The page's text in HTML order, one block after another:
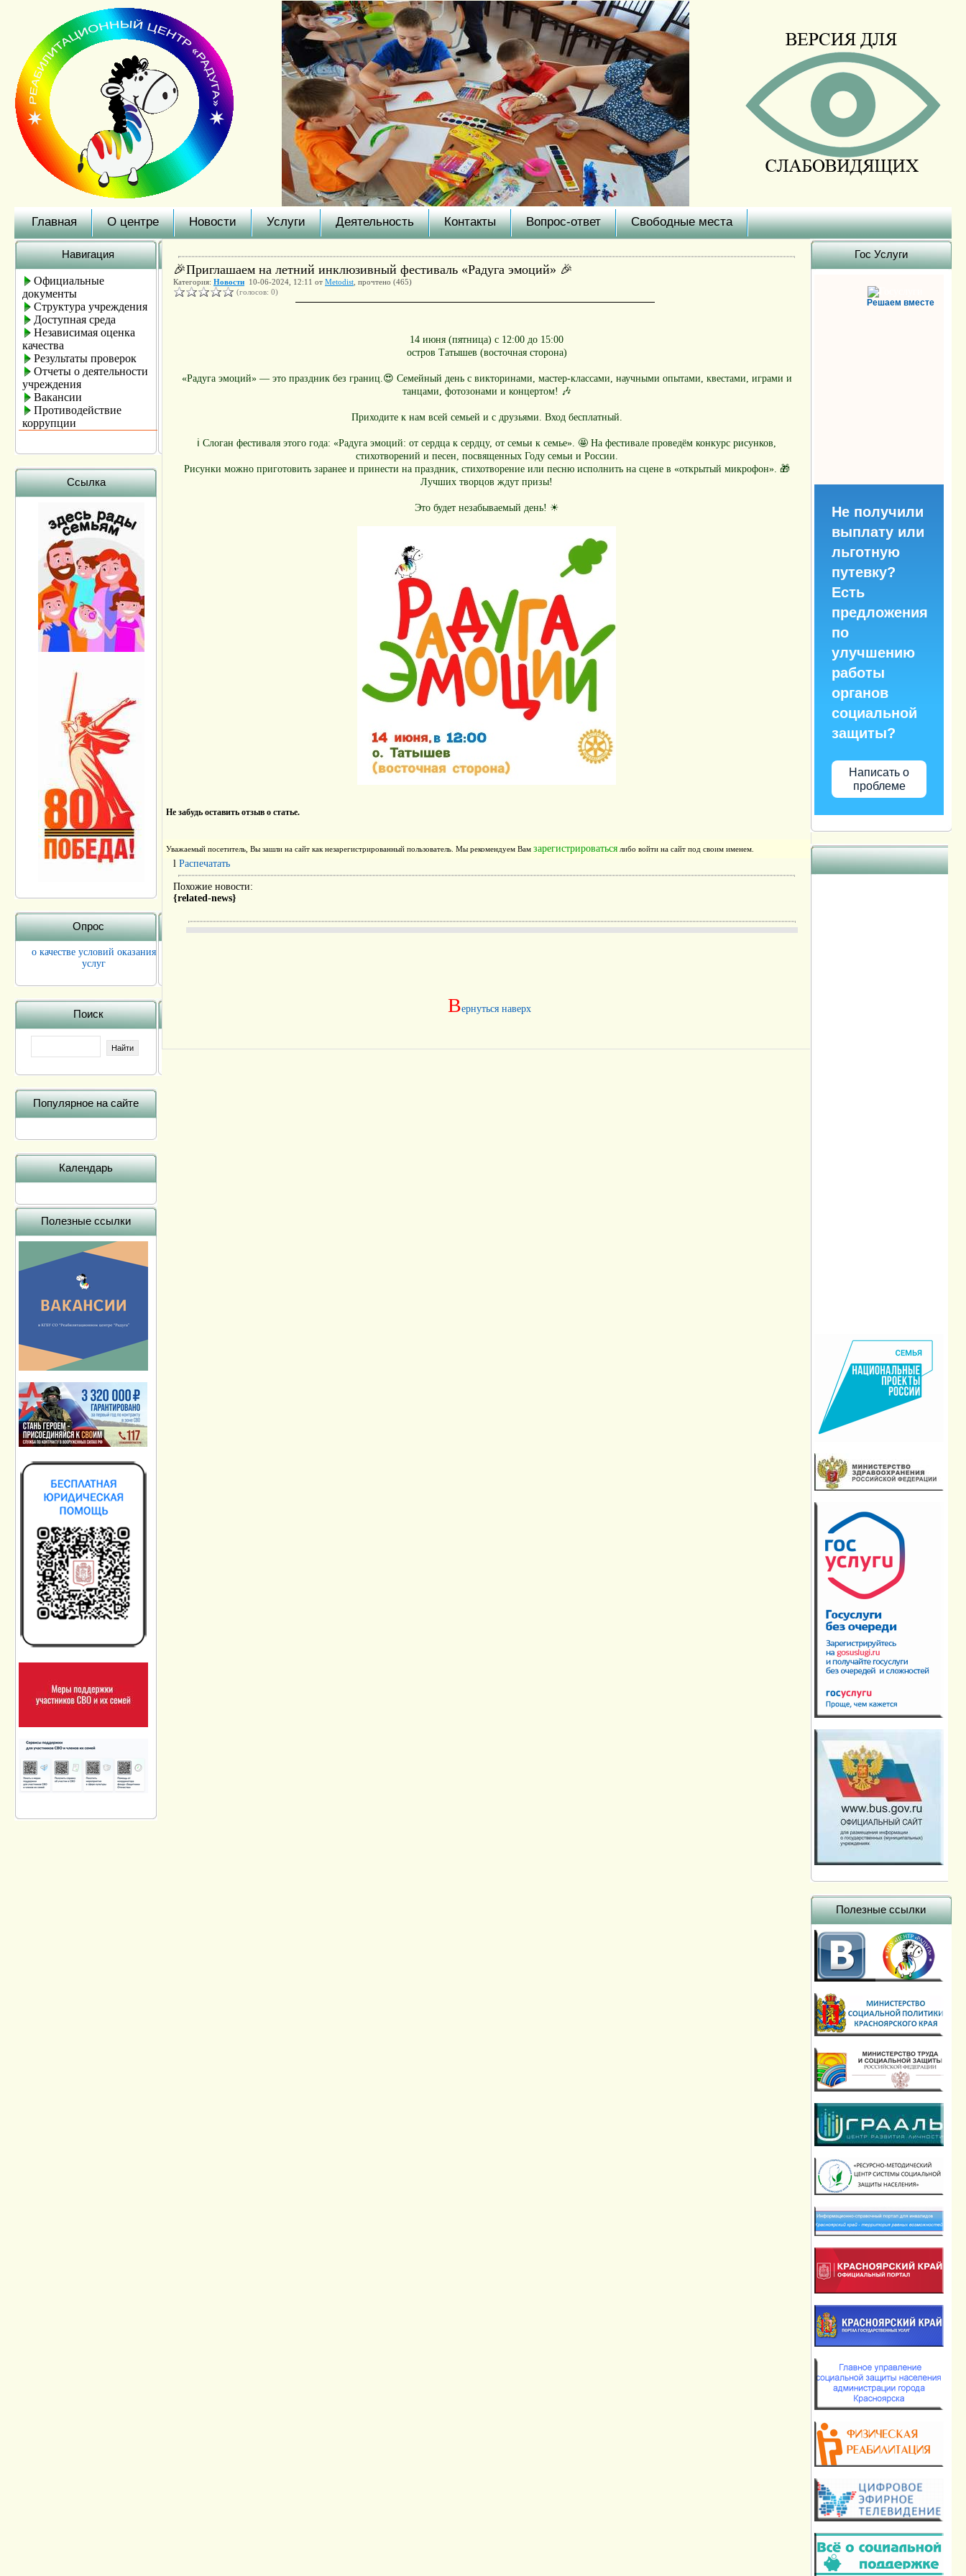
Главная О центре Новости Услуги Деятельность Контакты Вопрос-ответ Свободные места
Навигация
Официальные
документы
Структура учреждения
Доступная среда
Независимая оценка
качества
Результаты проверок
Отчеты о деятельности
учреждения
Вакансии
Противодействие
коррупции
Ссылка
Опрос
о качестве условий оказания
услуг
Поиск
Популярное на сайте
Календарь
Полезные ссылки
🎉Приглашаем на летний инклюзивный фестиваль «Радуга эмоций» 🎉
Категория: Новости 10-06-2024, 12:11 от Metodist , прочтено (465)
(голосов: 0)
14 июня (пятница) с 12:00 до 15:00
остров Татышев (восточная сторона)
«Радуга эмоций» — это праздник без границ.😍 Семейный день с викторинами, мастер-классами, научными опытами, квестами, играми и
танцами, фотозонами и концертом! 🎶
Приходите к нам всей семьей и с друзьями. Вход бесплатный.
ℹ Слоган фестиваля этого года: «Радуга эмоций: от сердца к сердцу, от семьи к семье». 🤩 На фестивале проведём конкурс рисунков,
стихотворений и песен, посвященных Году семьи и России.
Рисунки можно приготовить заранее и принести на праздник, стихотворение или песню исполнить на сцене в «открытый микрофон». 🎁
Лучших творцов ждут призы!
Это будет незабываемый день! ☀
Не забудь оставить отзыв о статье.
Уважаемый посетитель, Вы зашли на сайт как незарегистрированный пользователь. Мы рекомендуем Вам зарегистрироваться либо войти на сайт под своим именем.
l Распечатать
Похожие новости:
{related-news}
Вернуться наверх
Гоc Услуги
Решаем вместе
Не получили
выплату или
льготную
путевку?
Есть
предложения
по
улучшению
работы
органов
социальной
защиты?
Написать о
проблеме
Полезные ссылки